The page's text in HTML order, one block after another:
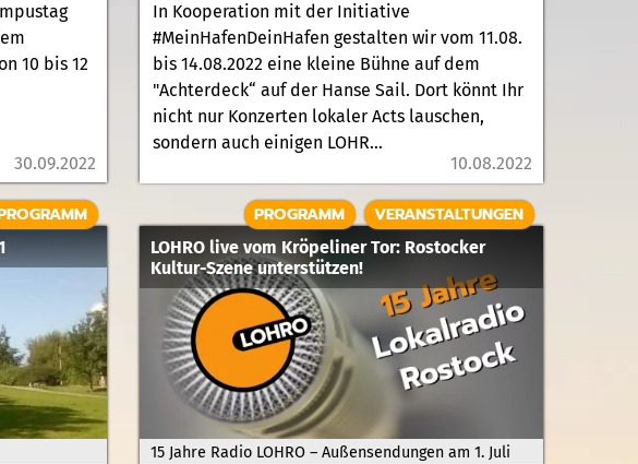
10 bis 12
30.09.2022
In Kooperation mit der Initiative
#MeinHafenDeinHafen gestalten wir vom 11.08.
bis 14.08.2022 eine kleine Bühne auf dem
"Achterdeck“ auf der Hanse Sail. Dort könnt Ihr
nicht nur Konzerten lokaler Acts lauschen,
sondern auch einigen LOHR...
10.08.2022
15 Jahre Radio LOHRO – Außensendungen am 1. Juli
LOHRO live vom Kröpeliner Tor: Rostocker
Kultur-Szene unterstützen!
PROGRAMM VERANSTALTUNGEN